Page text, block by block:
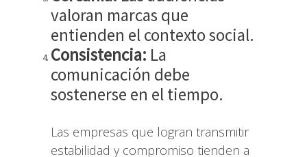
valoran marcas que
entienden el contexto social.
Consistencia: La
comunicación debe
sostenerse en el tiempo.
Las empresas que logran transmitir
estabilidad y compromiso tienden a